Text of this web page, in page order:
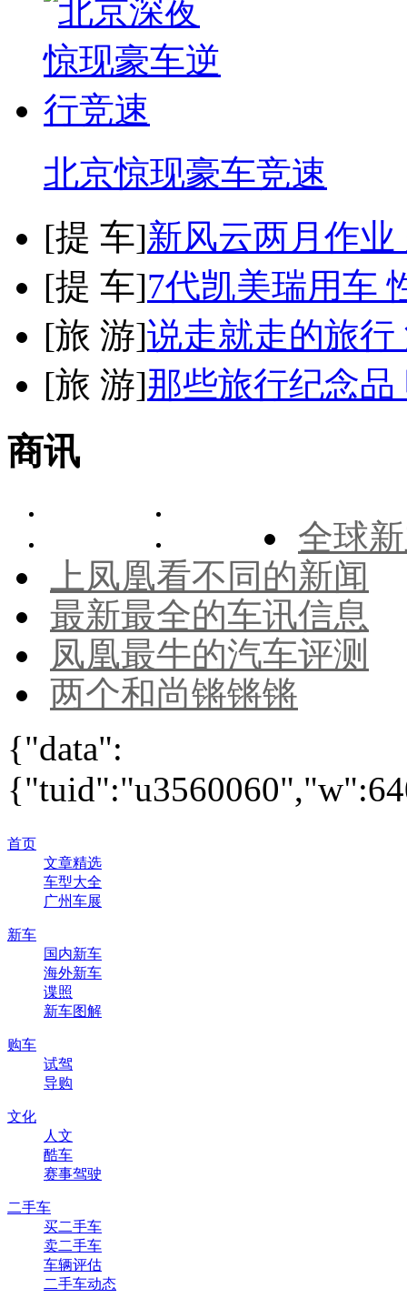
北京惊现豪车竞速
[提 车]新风云两月作
[提 车]7代凯美瑞用车
[旅 游]说走就走的旅
[旅 游]那些旅行纪念
商讯
全球
上凤凰看不同的新闻
最新最全的车讯信息
凤凰最牛的汽车评测
两个和尚锵锵锵
{"data":
首页
文章精选
车型大全
广州车展
新车
国内新车
海外新车
谍照
新车图解
购车
试驾
导购
文化
人文
酷车
赛事驾驶
二手车
买二手车
卖二手车
车辆评估
二手车动态